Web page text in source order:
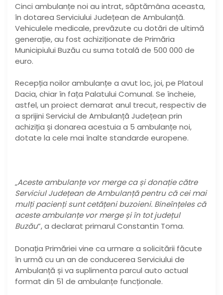
Cinci ambulanțe noi au intrat, săptămâna aceasta,
în dotarea Serviciului Județean de Ambulanță.
Vehiculele medicale, prevăzute cu dotări de ultimă
generație, au fost achiziționate de Primăria
Municipiului Buzău cu suma totală de 500 000 de
euro.
Recepția noilor ambulanțe a avut loc, joi, pe Platoul
Dacia, chiar în fața Palatului Comunal. Se încheie,
astfel, un proiect demarat anul trecut, respectiv de
a sprijini Serviciul de Ambulanță Județean prin
achiziția și donarea acestuia a 5 ambulanțe noi,
dotate la cele mai înalte standarde europene.
„Aceste ambulanțe vor merge ca și donație către
Serviciul Județean de Ambulanță pentru că cei mai
mulți pacienți sunt cetățeni buzoieni. Bineînțeles că
aceste ambulanțe vor merge și în tot județul
Buzău”, a declarat primarul Constantin Toma.
Donația Primăriei vine ca urmare a solicitării făcute
în urmă cu un an de conducerea Serviciului de
Ambulanță și va suplimenta parcul auto actual
format din 51 de ambulanțe funcționale.